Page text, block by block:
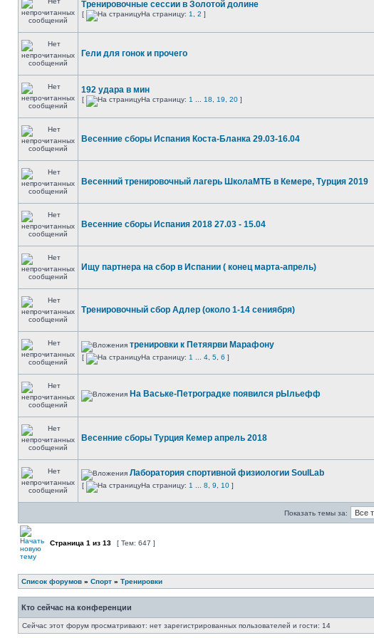
Тренировочные сессии в Золотой долине
[ На страницу: 1 2 ]
Гели для гонок и прочего
192 удара в мин
[ На страницу: 1 18 19 20 ]
Весенние сборы Испания Коста-Бланка 29.03-16.04
Весенний тренировочный лагерь ШколаМТБ в Кемере, Турция 2019
Весенние сборы Испания 2018 27.03 - 15.04
Ищу партнера на сбор в Испании ( конец марта-апрель)
Тренировочный сбор Адлер (около 1-14 сениября)
тренировки к Петяярви Марафону
[ На страницу: 1 4 5 6 ]
На Ваське-Петроградке появился рЫльефф
Весенние сборы Турция Кемер апрель 2018
Лаборатория спортивной физиологии SoulLab
[ На страницу: 1 8 9 10 ]
Показать темы за:
Страница 1 из 13 [ Тем: 647 ]
Список форумов » Спорт » Тренировки
Кто сейчас на конференции
Сейчас этот форум просматривают: нет зарегистрированных пользователей и гости: 14